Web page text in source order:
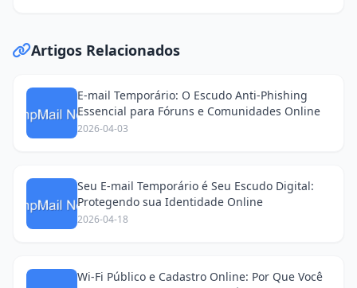
Artigos Relacionados
E-mail Temporário: O Escudo Anti-Phishing
Essencial para Fóruns e Comunidades Online
2026-04-03
Seu E-mail Temporário é Seu Escudo Digital:
Protegendo sua Identidade Online
2026-04-18
Wi-Fi Público e Cadastro Online: Por Que Você